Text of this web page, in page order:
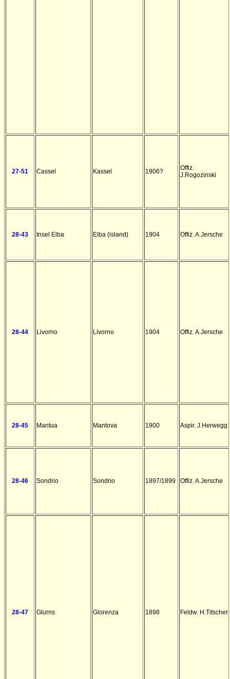
27-51 Cassel Kassel 1906?
Offiz.
J.Rogozinski
28-43 Insel Elba Elba (island) 1904 Offiz. A.Jersche
28-44 Livorno Livorno 1904 Offiz. A.Jersche
28-45 Mantua Mantova 1900 Aspir. J.Herwegg
28-46 Sondrio Sondrio 1897/1899 Offiz. A.Jersche
28-47 Glurns Glorenza 1898 Feldw. H.Titscher